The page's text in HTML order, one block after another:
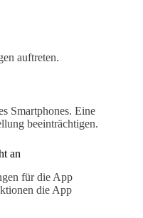
auftreten.
Smartphones. Eine
beeinträchtigen.
an
für die App
die App